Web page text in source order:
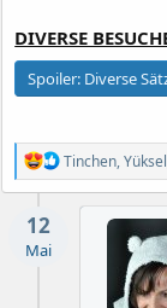
DIVERSE
Spoiler: Diverse
R
e
a
Tinchen,Yüksel
12
Mai